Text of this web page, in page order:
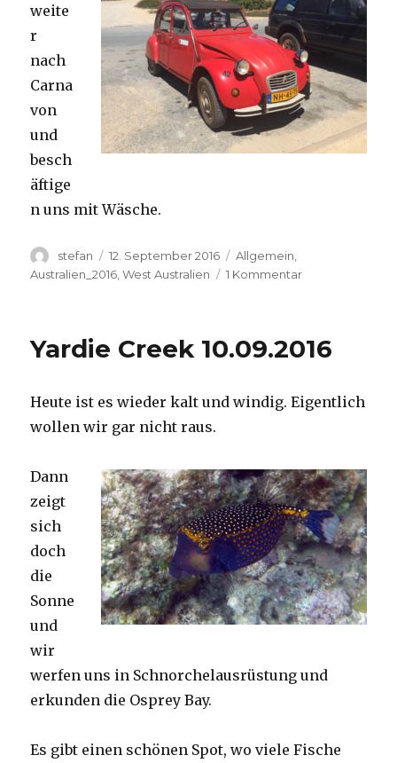
weite
r
nach
Carna
von
und
besch
äftige
n uns mit Wäsche.
Autor
stefan
Veröffentlicht
am
12. September 2016 Kategorien
Allgemein
Australien_2016 ,West Australien 1 Kommentarzu
Yardie Creek 10.09.2016
Heute ist es wieder kalt und windig. Eigentlich
wollen wir gar nicht raus.
Dann
zeigt
sich
doch
die
Sonne
und
wir
werfen uns in Schnorchelausrüstung und
erkunden die Osprey Bay.
Es gibt einen schönen Spot, wo viele Fische